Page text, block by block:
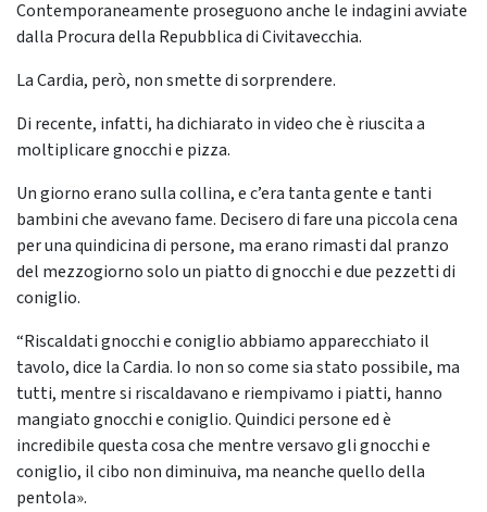
Contemporaneamente proseguono anche le indagini avviate
dalla Procura della Repubblica di Civitavecchia.
La Cardia, però, non smette di sorprendere.
Di recente, infatti, ha dichiarato in video che è riuscita a
moltiplicare gnocchi e pizza.
Un giorno erano sulla collina, e c’era tanta gente e tanti
bambini che avevano fame. Decisero di fare una piccola cena
per una quindicina di persone, ma erano rimasti dal pranzo
del mezzogiorno solo un piatto di gnocchi e due pezzetti di
coniglio.
“Riscaldati gnocchi e coniglio abbiamo apparecchiato il
tavolo, dice la Cardia. Io non so come sia stato possibile, ma
tutti, mentre si riscaldavano e riempivamo i piatti, hanno
mangiato gnocchi e coniglio. Quindici persone ed è
incredibile questa cosa che mentre versavo gli gnocchi e
coniglio, il cibo non diminuiva, ma neanche quello della
pentola».